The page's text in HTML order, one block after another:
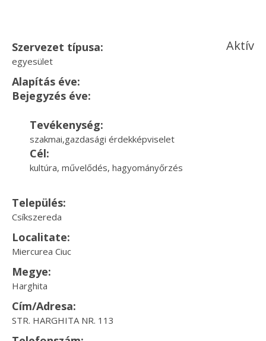
Szervezet típusa:
egyesület
Aktív
Alapítás éve:
Bejegyzés éve:
Tevékenység:
szakmai,gazdasági érdekképviselet
Cél:
kultúra, művelődés, hagyományőrzés
Település:
Csíkszereda
Localitate:
Miercurea Ciuc
Megye:
Harghita
Cím/Adresa:
STR. HARGHITA NR. 113